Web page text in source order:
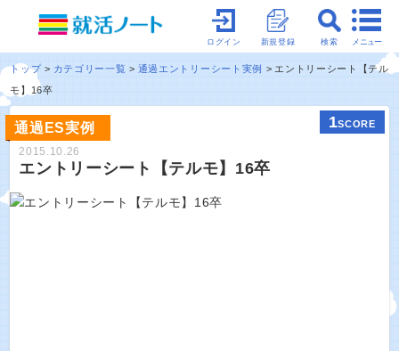
メニュー
検索
新規登録
ログイン
トップ カテゴリー一覧 通過エントリーシート実例
エントリーシート【テル
モ】16卒
通過ES実例 1SCORE
2015.10.26
エントリーシート【テルモ】16卒